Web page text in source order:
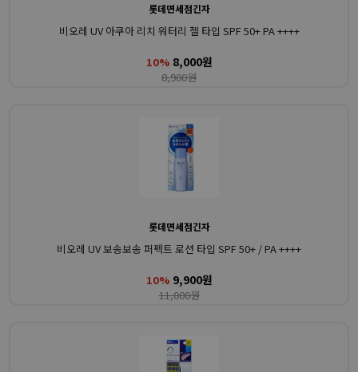
롯데면세점긴자
비오레 UV 아쿠아 리치 워터리 젤 타입 SPF 50+ PA ++++
10% 8,000원
8,900원
롯데면세점긴자
비오레 UV 보송보송 퍼펙트 로션 타입 SPF 50+ / PA ++++
10% 9,900원
11,000원